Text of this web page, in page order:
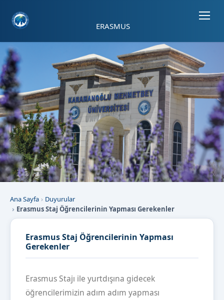
ERASMUS
Ana Sayfa
Duyurular
Erasmus Staj Öğrencilerinin Yapması Gerekenler
Erasmus Staj Öğrencilerinin Yapması
Gerekenler
Erasmus Stajı ile yurtdışına gidecek
öğrencilerimizin adım adım yapması